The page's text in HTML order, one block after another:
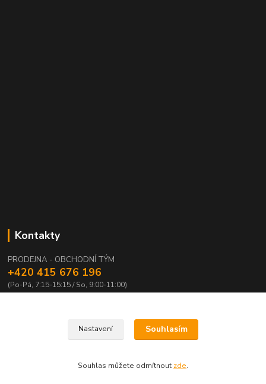
Kontakty
PRODEJNA - OBCHODNÍ TÝM
+420 415 676 196
(Po-Pá, 7:15-15:15 / So, 9:00-11:00)
Nastavení Souhlasím
Souhlas můžete odmítnout zde.